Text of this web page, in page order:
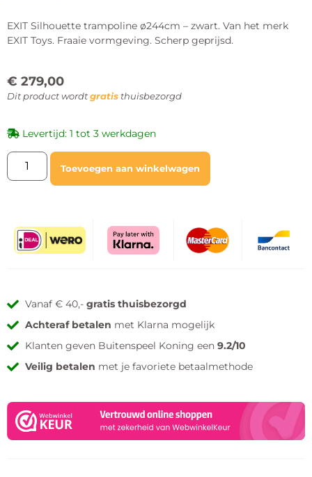
EXIT Silhouette trampoline ø244cm – zwart. Van het merk
EXIT Toys. Fraaie vormgeving. Scherp geprijsd.
€ 279,00
Dit product wordt gratis thuisbezorgd
Levertijd: 1 tot 3 werkdagen
Toevoegen aan winkelwagen
Vanaf € 40,-gratis thuisbezorgd
Achteraf betalen met Klarna mogelijk
Klanten geven Buitenspeel Koning een9.2/10
Veilig betalen met je favoriete betaalmethode